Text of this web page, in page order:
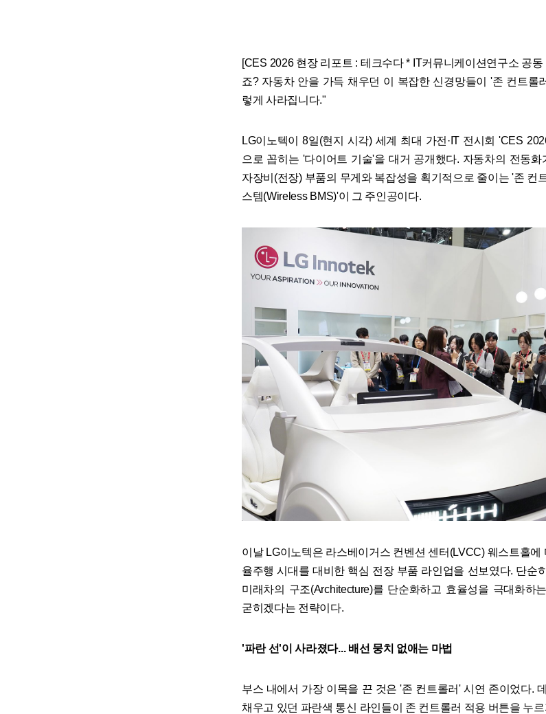
[CES 2026 현장 리포트 : 테크수다 * IT커뮤니케이션연구소 공동
죠? 자동차 안을 가득 채우던 이 복잡한 신경망들이 '존 컨트롤
렇게 사라집니다."
LG이노텍이 8일(현지 시각) 세계 최대 가전·IT 전시회 'CES
으로 꼽히는 '다이어트 기술'을 대거 공개했다. 자동차의 전동화
자장비(전장) 부품의 무게와 복잡성을 획기적으로 줄이는 '존 컨
스템(Wireless BMS)'이 그 주인공이다.
이날 LG이노텍은 라스베이거스 컨벤션 센터(LVCC) 웨스트홀
율주행 시대를 대비한 핵심 전장 부품 라인업을 선보였다. 단순
미래차의 구조(Architecture)를 단순화하고 효율성을 극대화하
굳히겠다는 전략이다.
'파란 선'이 사라졌다... 배선 뭉치 없애는 마법
부스 내에서 가장 이목을 끈 것은 '존 컨트롤러' 시연 존이었다.
채우고 있던 파란색 통신 라인들이 존 컨트롤러 적용 버튼을 누